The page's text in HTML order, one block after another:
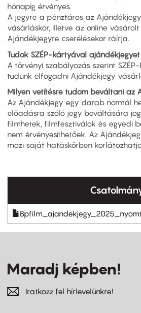
hónapig érvényes.
A jegyre a pénztáros az
vásárláskor, illetve az online
Ajándékjegyre cserélésekor ráírja.
Tudok SZÉP-kártyával
A törvényi szabályozás szerint
tudunk elfogadni Ajándékjegy
Milyen vetítésre tudom beváltani az
Az Ajándékjegy egy darab normál
előadásra szóló jegy beváltására
filmhetek, filmfesztiválok és egyedi
nem érvényesíthetőek. Az
mozi saját hatáskörben
Maradj képben!
Iratkozz fel hírlevelünkre!